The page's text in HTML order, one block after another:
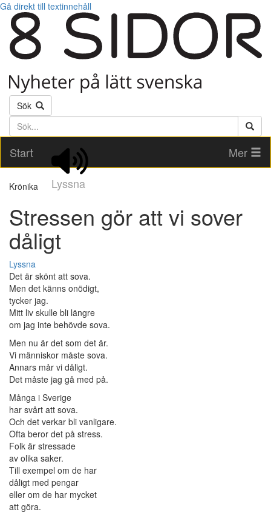
Gå direkt till textinnehåll
Sök
Söktext
Start
Lyssna
Mer
Krönika
Stressen gör att vi sover
dåligt
Lyssna
Det är skönt att sova.
Men det känns onödigt,
tycker jag.
Mitt liv skulle bli längre
om jag inte behövde sova.
Men nu är det som det är.
Vi människor måste sova.
Annars mår vi dåligt.
Det måste jag gå med på.
Många i Sverige
har svårt att sova.
Och det verkar bli vanligare.
Ofta beror det på stress.
Folk är stressade
av olika saker.
Till exempel om de har
dåligt med pengar
eller om de har mycket
att göra.